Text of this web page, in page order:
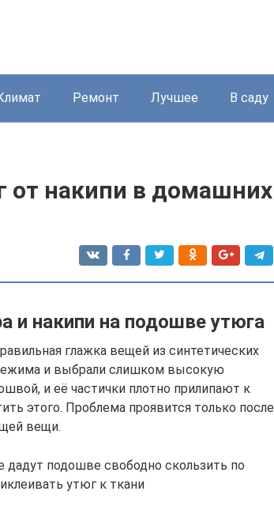
Ремонт Лучшее В саду
от накипи в домашних
и накипи на подошве утюга
глажка вещей из синтетических
и выбрали слишком высокую
и её частички плотно прилипают к
этого. Проблема проявится только после
вещи.
дадут подошве свободно скользить по
утюг к ткани